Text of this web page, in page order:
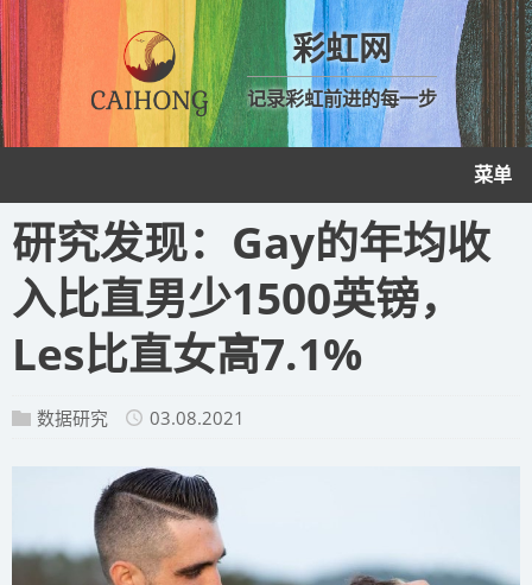
彩虹网
记录彩虹前进的每一步
菜单
研究发现：Gay的年均收
入比直男少1500英镑，
Les比直女高7.1%
数据研究 03.08.2021